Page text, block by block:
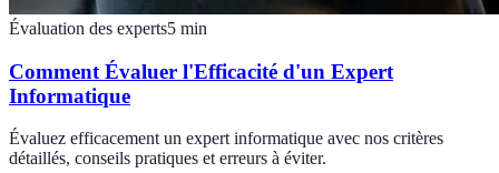
Évaluation des experts5 min
Comment Évaluer l'Efficacité d'un Expert
Informatique
Évaluez efficacement un expert informatique avec nos critères
détaillés, conseils pratiques et erreurs à éviter.